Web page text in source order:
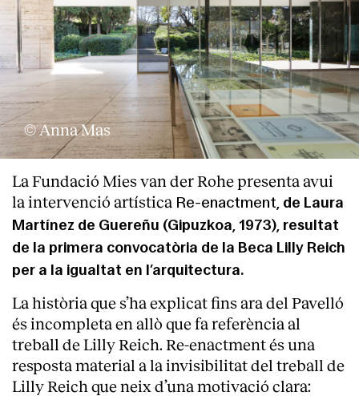
© Anna Mas
La Fundació Mies van der Rohe presenta avui
la intervenció artística Re-enactment , de Laura
Martínez de Guereñu (Gipuzkoa, 1973), resultat
de la primera convocatòria de la Beca Lilly Reich
per a la igualtat en l’arquitectura.
La història que s’ha explicat fins ara del Pavelló
és incompleta en allò que fa referència al
treball de Lilly Reich. Re-enactment és una
resposta material a la invisibilitat del treball de
Lilly Reich que neix d’una motivació clara: